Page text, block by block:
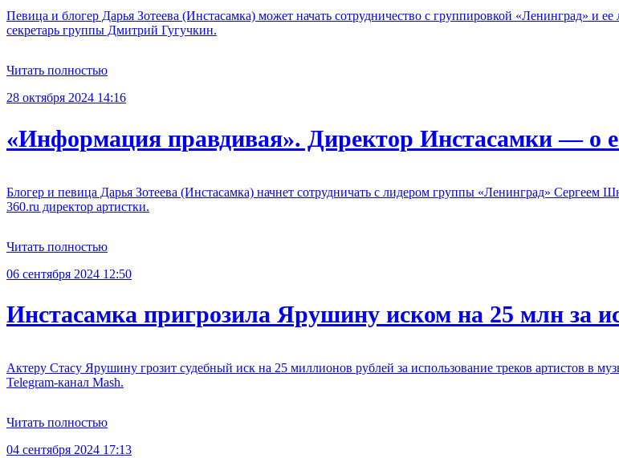
Певица и блогер Дарья Зотеева (Инстасамка) может начать сотрудничество с группировкой «Ленинград»
секретарь группы Дмитрий Гугучкин.
Читать полностью
28 октября 2024 14:16
«Информация правдивая». Директор Инстасамки — о
Блогер и певица Дарья Зотеева (Инстасамка) начнет сотрудничать с лидером группы «Ленинград»
360.ru директор артистки.
Читать полностью
06 сентября 2024 12:50
Инстасамка пригрозила Ярушину иском на 25 млн за
Актеру Стасу Ярушину грозит судебный иск на 25 миллионов рублей за использование треков артистов в
Telegram-канал Mash.
Читать полностью
04 сентября 2024 17:13